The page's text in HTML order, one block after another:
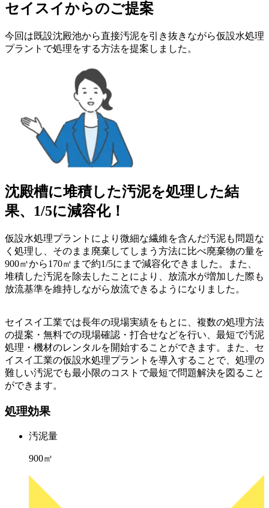
セイスイからのご提案
今回は既設沈殿池から直接汚泥を引き抜きながら仮設水処理
プラントで処理をする方法を提案しました。
沈殿槽に堆積した汚泥を処理した結
果、1/5に減容化！
仮設水処理プラントにより微細な繊維を含んだ汚泥も問題な
く処理し、そのまま廃棄してしまう方法に比べ廃棄物の量を
900㎥から170㎥まで約1/5にまで減容化できました。また、
堆積した汚泥を除去したことにより、放流水が増加した際も
放流基準を維持しながら放流できるようになりました。
セイスイ工業では長年の現場実績をもとに、複数の処理方法
の提案・無料での現場確認・打合せなどを行い、最短で汚泥
処理・機材のレンタルを開始することができます。また、セ
イスイ工業の仮設水処理プラントを導入することで、処理の
難しい汚泥でも最小限のコストで最短で問題解決を図ること
ができます。
処理効果
汚泥量
900㎥